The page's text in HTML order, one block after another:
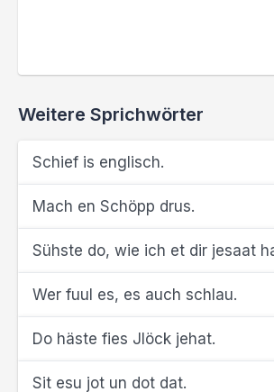
Weitere Sprichwörter
Schief is englisch.
Mach en Schöpp drus.
Sühste do, wie ich et dir jesaat
Wer fuul es, es auch schlau.
Do häste fies Jlöck jehat.
Sit esu jot un dot dat.